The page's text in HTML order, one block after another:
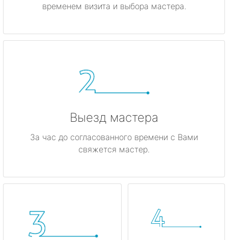
временем визита и выбора мастера.
Выезд мастера
За час до согласованного времени с Вами
свяжется мастер.